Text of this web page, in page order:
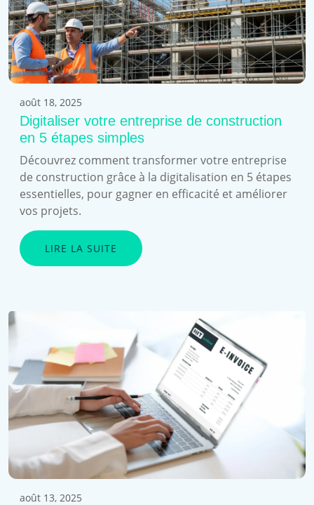
août 18, 2025
Digitaliser votre entreprise de construction
en 5 étapes simples
Découvrez comment transformer votre entreprise
de construction grâce à la digitalisation en 5 étapes
essentielles, pour gagner en efficacité et améliorer
vos projets.
LIRE LA SUITE
août 13, 2025